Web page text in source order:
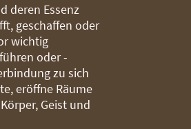
deren Essenz
geschaffen oder
wichtig
oder -
zu sich
eröffne Räume
Geist und